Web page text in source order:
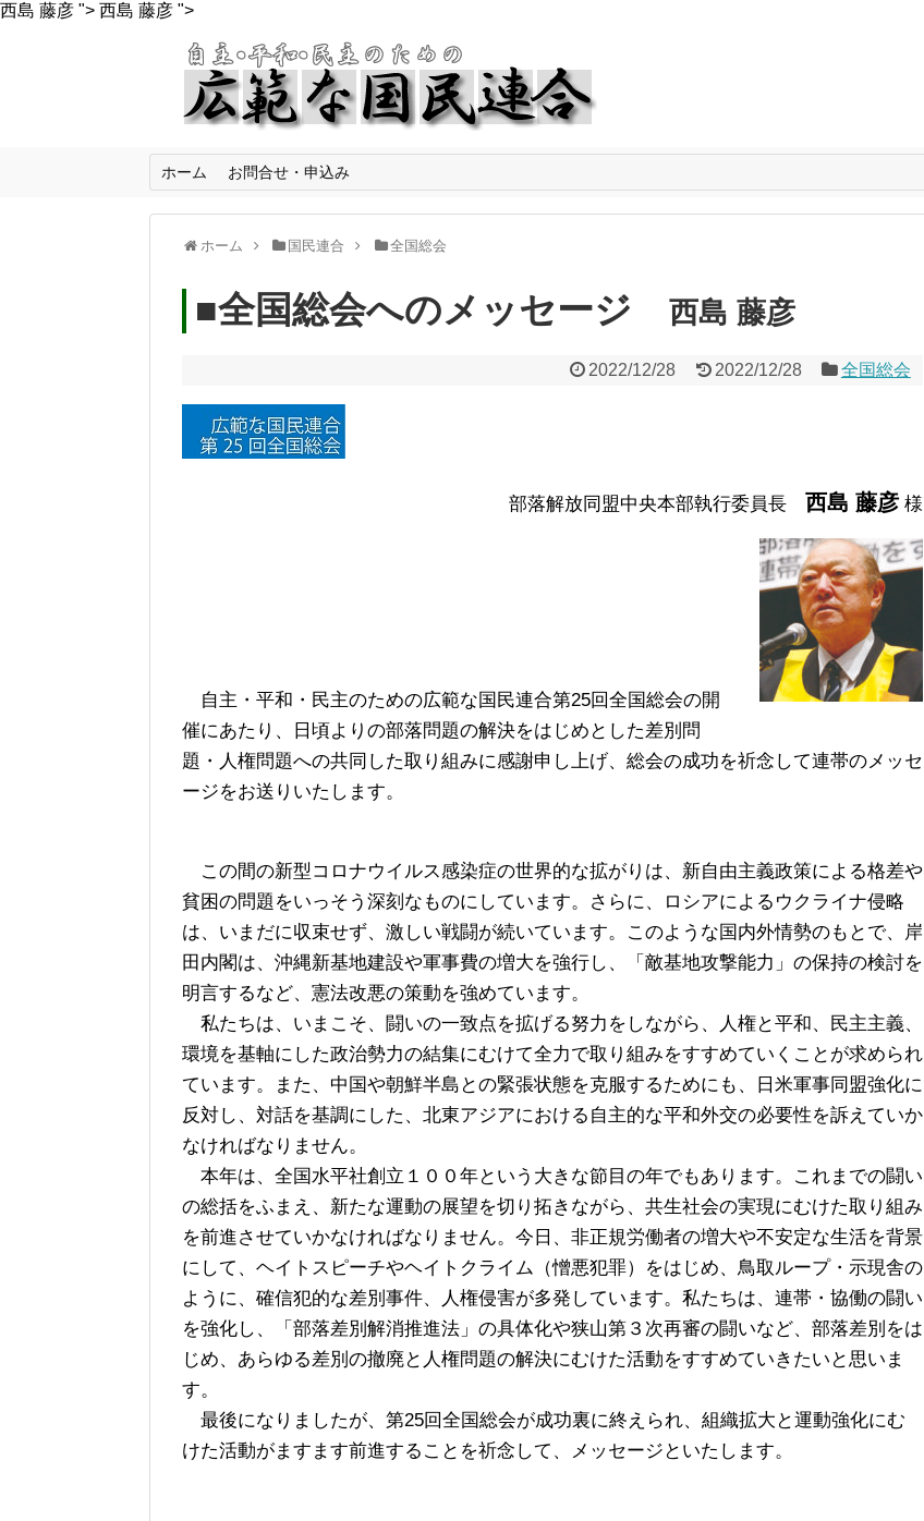
西島 藤彦 "> 西島 藤彦 ">
ホーム お問合せ・申込み
ホーム 国民連合 全国総会
■全国総会へのメッセージ 西島 藤彦
2022/12/28 2022/12/28 全国総会
部落解放同盟中央本部執行委員長 西島 藤彦 様
自主・平和・民主のための広範な国民連合第25回全国総会の開
催にあたり、日頃よりの部落問題の解決をはじめとした差別問
題・人権問題への共同した取り組みに感謝申し上げ、総会の成功を祈念して連帯のメッセ
ージをお送りいたします。
この間の新型コロナウイルス感染症の世界的な拡がりは、新自由主義政策による格差や
貧困の問題をいっそう深刻なものにしています。さらに、ロシアによるウクライナ侵略
は、いまだに収束せず、激しい戦闘が続いています。このような国内外情勢のもとで、岸
田内閣は、沖縄新基地建設や軍事費の増大を強行し、「敵基地攻撃能力」の保持の検討を
明言するなど、憲法改悪の策動を強めています。
私たちは、いまこそ、闘いの一致点を拡げる努力をしながら、人権と平和、民主主義、
環境を基軸にした政治勢力の結集にむけて全力で取り組みをすすめていくことが求められ
ています。また、中国や朝鮮半島との緊張状態を克服するためにも、日米軍事同盟強化に
反対し、対話を基調にした、北東アジアにおける自主的な平和外交の必要性を訴えていか
なければなりません。
本年は、全国水平社創立１００年という大きな節目の年でもあります。これまでの闘い
の総括をふまえ、新たな運動の展望を切り拓きながら、共生社会の実現にむけた取り組み
を前進させていかなければなりません。今日、非正規労働者の増大や不安定な生活を背景
にして、ヘイトスピーチやヘイトクライム（憎悪犯罪）をはじめ、鳥取ループ・示現舎の
ように、確信犯的な差別事件、人権侵害が多発しています。私たちは、連帯・協働の闘い
を強化し、「部落差別解消推進法」の具体化や狭山第３次再審の闘いなど、部落差別をは
じめ、あらゆる差別の撤廃と人権問題の解決にむけた活動をすすめていきたいと思いま
す。
最後になりましたが、第25回全国総会が成功裏に終えられ、組織拡大と運動強化にむ
けた活動がますます前進することを祈念して、メッセージといたします。